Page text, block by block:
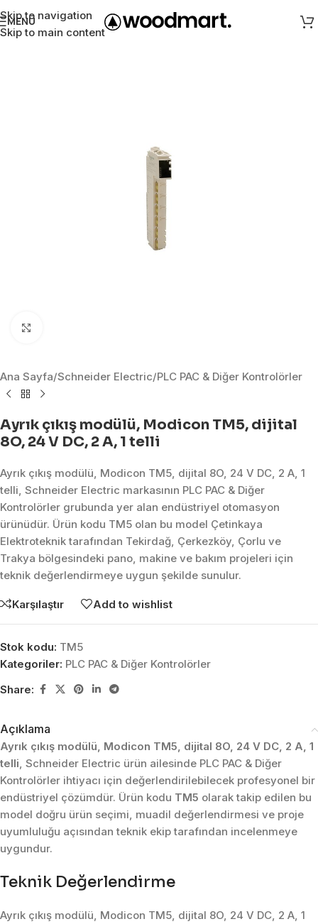
Skip to navigation
Skip to main content
MENÜ
Ana Sayfa/Schneider Electric/PLC PAC & Diğer Kontrolörler
Ayrık çıkış modülü, Modicon TM5, dijital
8O, 24 V DC, 2 A, 1 telli
Ayrık çıkış modülü, Modicon TM5, dijital 8O, 24 V DC, 2 A, 1
telli, Schneider Electric markasının PLC PAC & Diğer
Kontrolörler grubunda yer alan endüstriyel otomasyon
ürünüdür. Ürün kodu TM5 olan bu model Çetinkaya
Elektroteknik tarafından Tekirdağ, Çerkezköy, Çorlu ve
Trakya bölgesindeki pano, makine ve bakım projeleri için
teknik değerlendirmeye uygun şekilde sunulur.
Karşılaştır Add to wishlist
Stok kodu: TM5
Kategoriler: PLC PAC & Diğer Kontrolörler
Share:
Açıklama
Ayrık çıkış modülü, Modicon TM5, dijital 8O, 24 V DC, 2 A, 1
telli, Schneider Electric ürün ailesinde PLC PAC & Diğer
Kontrolörler ihtiyacı için değerlendirilebilecek profesyonel bir
endüstriyel çözümdür. Ürün kodu TM5 olarak takip edilen bu
model doğru ürün seçimi, muadil değerlendirmesi ve proje
uyumluluğu açısından teknik ekip tarafından incelenmeye
uygundur.
Teknik Değerlendirme
Ayrık çıkış modülü, Modicon TM5, dijital 8O, 24 V DC, 2 A, 1